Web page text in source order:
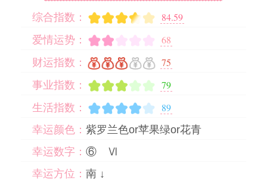
综合指数： 84.59
爱情运势： 68
财运指数： 75
事业指数： 79
生活指数： 89
幸运颜色： 紫罗兰色or苹果绿or花青
幸运数字： ⑥ Ⅵ
幸运方位： 南 ↓